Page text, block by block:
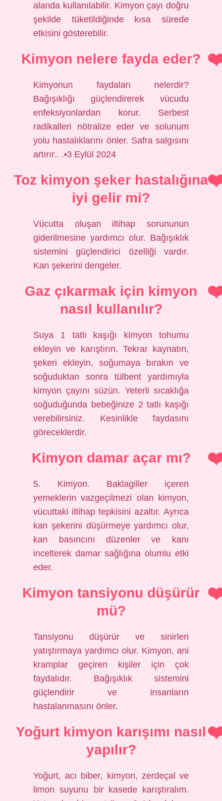
alanda kullanılabilir. Kimyon çayı doğru
şekilde tüketildiğinde kısa sürede
etkisini gösterebilir.
Kimyon nelere fayda eder?
Kimyonun faydaları nelerdir?
Bağışıklığı güçlendirerek vücudu
enfeksiyonlardan korur. Serbest
radikalleri nötralize eder ve solunum
yolu hastalıklarını önler. Safra salgısını
artırır.. .•3 Eylül 2024
Toz kimyon şeker hastalığına
iyi gelir mi?
Vücutta oluşan iltihap sorununun
giderilmesine yardımcı olur. Bağışıklık
sistemini güçlendirici özelliği vardır.
Kan şekerini dengeler.
Gaz çıkarmak için kimyon
nasıl kullanılır?
Suya 1 tatlı kaşığı kimyon tohumu
ekleyin ve karıştırın. Tekrar kaynatın,
şekeri ekleyin, soğumaya bırakın ve
soğuduktan sonra tülbent yardımıyla
kimyon çayını süzün. Yeterli sıcaklığa
soğuduğunda bebeğinize 2 tatlı kaşığı
verebilirsiniz. Kesinlikle faydasını
göreceklerdir.
Kimyon damar açar mı?
5. Kimyon. Baklagiller içeren
yemeklerin vazgeçilmezi olan kimyon,
vücuttaki iltihap tepkisini azaltır. Ayrıca
kan şekerini düşürmeye yardımcı olur,
kan basıncını düzenler ve kanı
incelterek damar sağlığına olumlu etki
eder.
Kimyon tansiyonu düşürür
mü?
Tansiyonu düşürür ve sinirleri
yatıştırmaya yardımcı olur. Kimyon, ani
kramplar geçiren kişiler için çok
faydalıdır. Bağışıklık sistemini
güçlendirir ve insanların
hastalanmasını önler.
Yoğurt kimyon karışımı nasıl
yapılır?
Yoğurt, acı biber, kimyon, zerdeçal ve
limon suyunu bir kasede karıştıralım.